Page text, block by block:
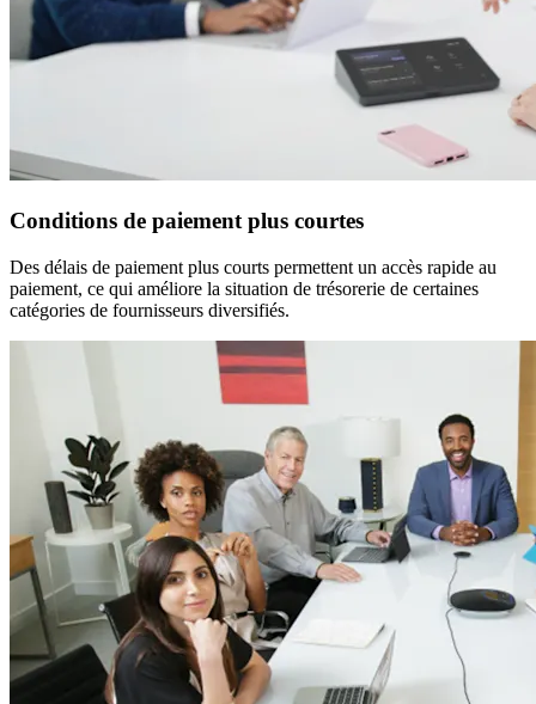
Conditions de paiement plus courtes
Des délais de paiement plus courts permettent un accès rapide au
paiement, ce qui améliore la situation de trésorerie de certaines
catégories de fournisseurs diversifiés.